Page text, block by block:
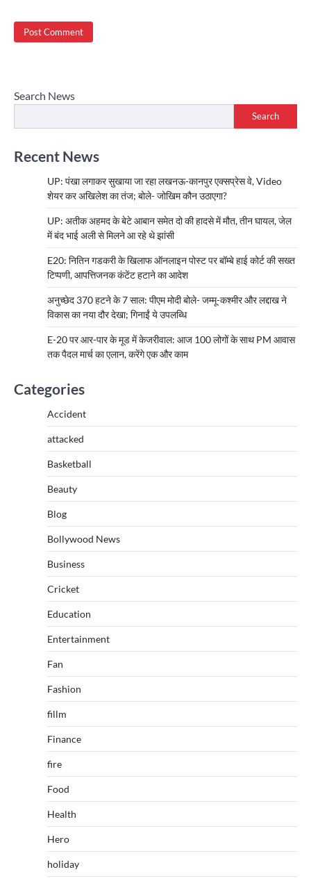
Search News
Search
Recent News
UP: पंखा लगाकर सुखाया जा रहा लखनऊ-कानपुर एक्सप्रेस वे, Video
शेयर कर अखिलेश का तंज; बोले- जोखिम कौन उठाएगा?
UP: अतीक अहमद के बेटे आबान समेत दो की हादसे में मौत, तीन घायल, जेल
में बंद भाई अली से मिलने आ रहे थे झांसी
E20: नितिन गडकरी के खिलाफ ऑनलाइन पोस्ट पर बॉम्बे हाई कोर्ट की सख्त
टिप्पणी, आपत्तिजनक कंटेंट हटाने का आदेश
अनुच्छेद 370 हटने के 7 साल: पीएम मोदी बोले- जम्मू-कश्मीर और लद्दाख ने
विकास का नया दौर देखा; गिनाईं ये उपलब्धि
E-20 पर आर-पार के मूड में केजरीवाल: आज 100 लोगों के साथ PM आवास
तक पैदल मार्च का एलान, करेंगे एक और काम
Categories
Accident
attacked
Basketball
Beauty
Blog
Bollywood News
Business
Cricket
Education
Entertainment
Fan
Fashion
fillm
Finance
fire
Food
Health
Hero
holiday